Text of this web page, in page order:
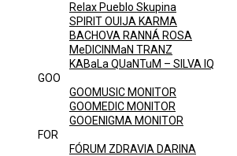
Relax Pueblo Skupina
SPIRIT OUIJA KARMA
BACHOVA RANNÁ ROSA
MeDICINMaN TRANZ
KABaLa QUaNTuM – SILVA IQ
GOO
GOOMUSIC MONITOR
GOOMEDIC MONITOR
GOOENIGMA MONITOR
FOR
FÓRUM ZDRAVIA DARINA